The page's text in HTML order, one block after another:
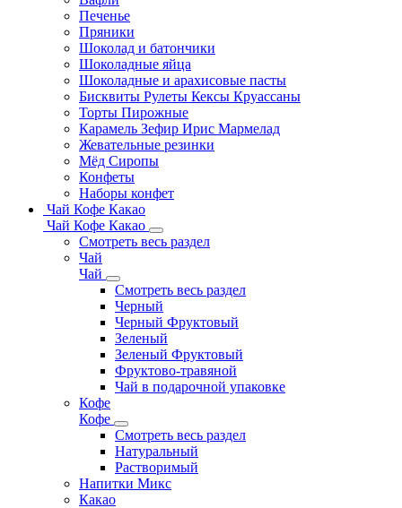
Печенье
Пряники
Шоколад и батончики
Шоколадные яйца
Шоколадные и арахисовые пасты
Бисквиты Рулеты Кексы Круассаны
Торты Пирожные
Карамель Зефир Ирис Мармелад
Жевательные резинки
Мёд Сиропы
Конфеты
Наборы конфет
Чай Кофе Какао
Чай Кофе Какао
Смотреть весь раздел
Чай
Чай
Смотреть весь раздел
Черный
Черный Фруктовый
Зеленый
Зеленый Фруктовый
Фруктово-травяной
Чай в подарочной упаковке
Кофе
Кофе
Смотреть весь раздел
Натуральный
Растворимый
Напитки Микс
Какао